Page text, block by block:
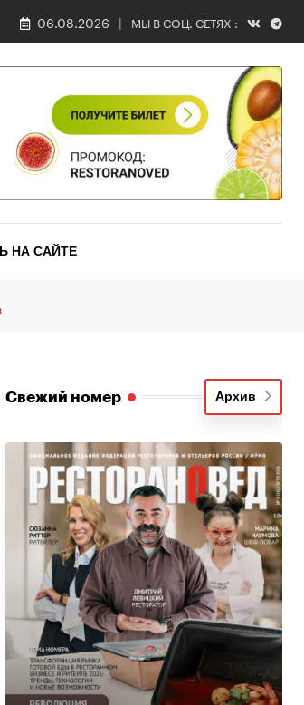
06.08.2026 МЫ В СОЦ. СЕТЯХ :
НА САЙТЕ
Свежий номер Архив